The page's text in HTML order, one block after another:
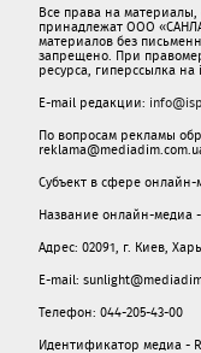
Все права на
принадлежат ООО
материалов без
запрещено. При
ресурса, гиперссылка
E-mail редакции:
По вопросам рекламы
Субъект в сфере онлайн-
Название онлайн-медиа -
Адрес: 02091, г. Киев,
E-mail:
Телефон: 044-205-43-00
Идентификатор медиа -